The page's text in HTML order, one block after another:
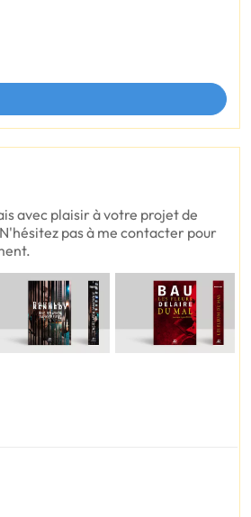
avec plaisir à votre projet de
pas à me contacter pour